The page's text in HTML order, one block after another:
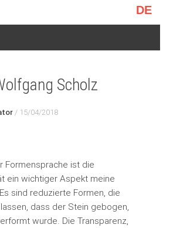
Sprache
auswählen
Scholz
/ 15/04/2018
Formensprache ist die
ein wichtiger Aspekt meine
sind reduzierte Formen, die
dass der Stein gebogen,
wurde. Die Transparenz,